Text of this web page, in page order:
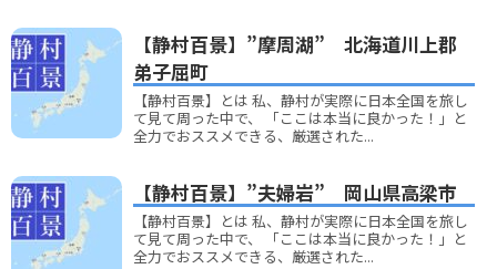
【静村百景】”摩周湖” 北海道川上郡
弟子屈町
【静村百景】とは 私、静村が実際に日本全国を旅し
て見て周った中で、 「ここは本当に良かった！」と
全力でおススメできる、厳選された...
【静村百景】”夫婦岩” 岡山県高梁市
【静村百景】とは 私、静村が実際に日本全国を旅し
て見て周った中で、 「ここは本当に良かった！」と
全力でおススメできる、厳選された...